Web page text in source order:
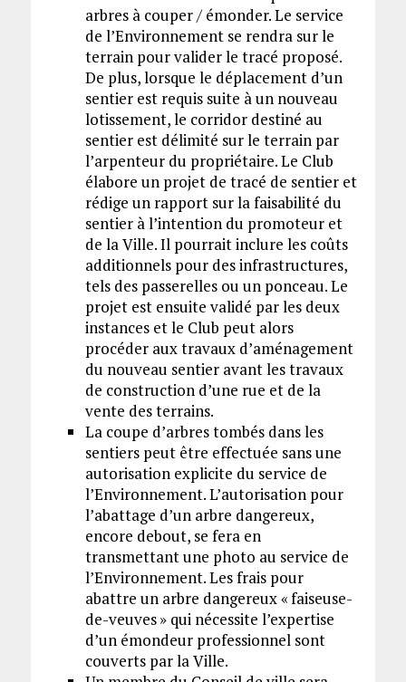
arbres à couper / émonder. Le service
de l’Environnement se rendra sur le
terrain pour valider le tracé proposé.
De plus, lorsque le déplacement d’un
sentier est requis suite à un nouveau
lotissement, le corridor destiné au
sentier est délimité sur le terrain par
l’arpenteur du propriétaire. Le Club
élabore un projet de tracé de sentier et
rédige un rapport sur la faisabilité du
sentier à l’intention du promoteur et
de la Ville. Il pourrait inclure les coûts
additionnels pour des infrastructures,
tels des passerelles ou un ponceau. Le
projet est ensuite validé par les deux
instances et le Club peut alors
procéder aux travaux d’aménagement
du nouveau sentier avant les travaux
de construction d’une rue et de la
vente des terrains.
La coupe d’arbres tombés dans les
sentiers peut être effectuée sans une
autorisation explicite du service de
l’Environnement. L’autorisation pour
l’abattage d’un arbre dangereux,
encore debout, se fera en
transmettant une photo au service de
l’Environnement. Les frais pour
abattre un arbre dangereux « faiseuse-
de-veuves » qui nécessite l’expertise
d’un émondeur professionnel sont
couverts par la Ville.